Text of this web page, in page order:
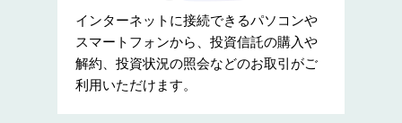
インターネットに接続できるパソコンや
スマートフォンから、投資信託の購入や
解約、投資状況の照会などのお取引がご
利用いただけます。